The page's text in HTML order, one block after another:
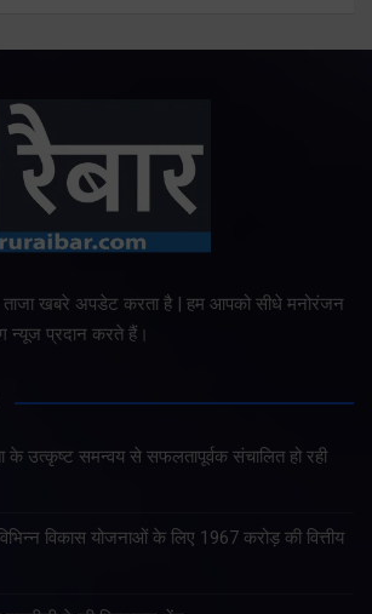
ताजा खबरे अपडेट करता है | हम आपको सीधे मनोरंजन
न्यूज प्रदान करते हैं।
के उत्कृष्ट समन्वय से सफलतापूर्वक संचालित हो रही
विकास योजनाओं के लिए 1967 करोड़ की वित्तीय